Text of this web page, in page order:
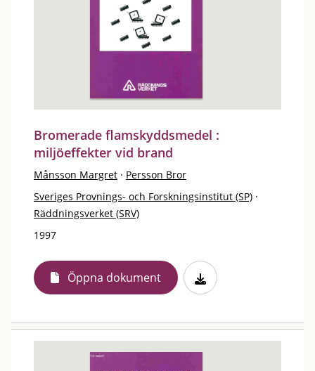
Bromerade flamskyddsmedel :
miljöeffekter vid brand
Månsson Margret · Persson Bror
Sveriges Provnings- och Forskningsinstitut (SP) ·
Räddningsverket (SRV)
1997
Öppna dokument